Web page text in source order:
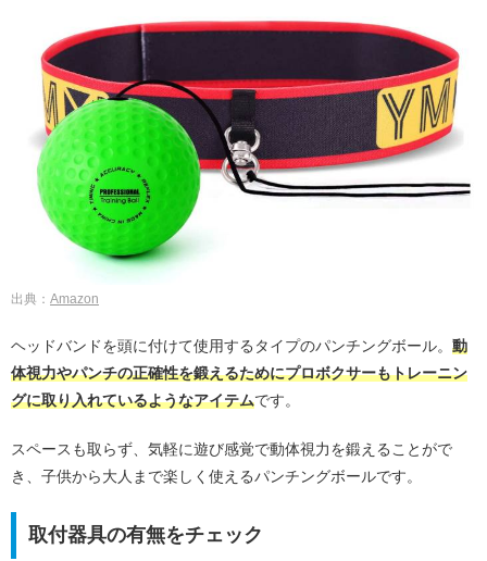
出典： Amazon
ヘッドバンドを頭に付けて使用するタイプのパンチングボール。 動
体視力やパンチの正確性を鍛えるためにプロボクサーもトレーニン
グに取り入れているようなアイテムです。
スペースも取らず、気軽に遊び感覚で動体視力を鍛えることがで
き、子供から大人まで楽しく使えるパンチングボールです。
取付器具の有無をチェック